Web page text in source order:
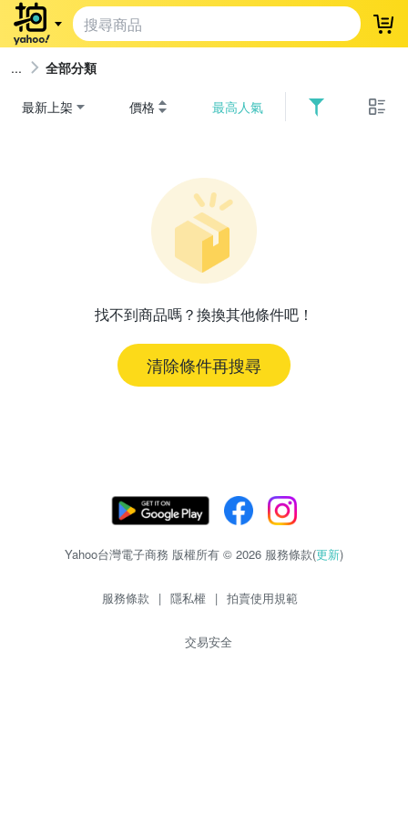
登
全部分類
最新上架 價格 最高人氣
找不到商品嗎？換換其他條件吧！
清除條件再搜尋
Yahoo台灣電子商務 版權所有 © 2026 服務條款(更新)
服務條款 | 隱私權 | 拍賣使用規範
交易安全